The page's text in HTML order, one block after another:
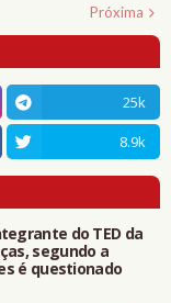
Próxima
25k
8.9k
do TED da
segundo a
é questionado